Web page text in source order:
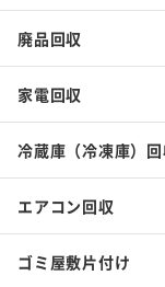
廃品回収
家電回収
冷蔵庫（冷凍庫）回
エアコン回収
ゴミ屋敷片付け